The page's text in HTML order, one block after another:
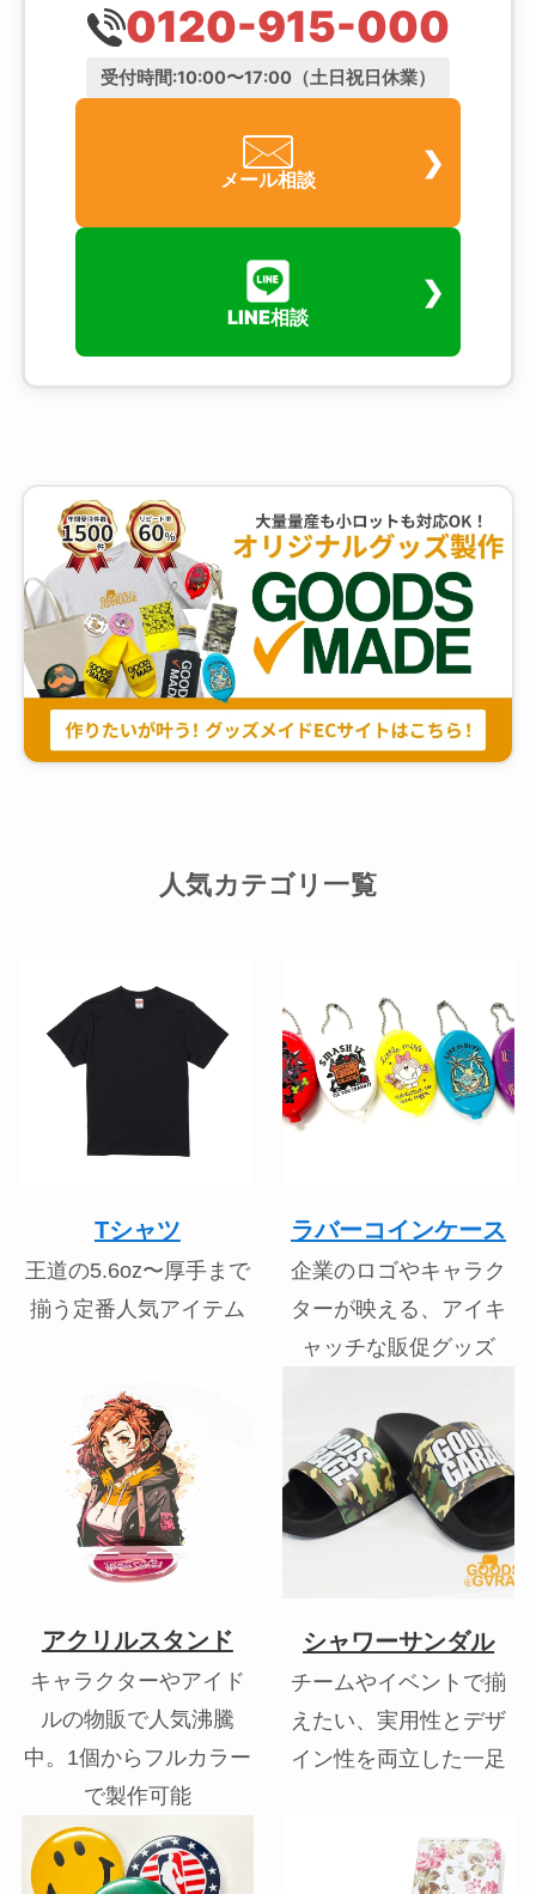
0120-915-000
受付時間:10:00〜17:00（土日祝日休業）
メール相談
LINE相談
人気カテゴリ一覧
Tシャツ
王道の5.6oz〜厚手まで
揃う定番人気アイテム
ラバーコインケース
企業のロゴやキャラク
ターが映える、アイキ
ャッチな販促グッズ
アクリルスタンド
キャラクターやアイド
ルの物販で人気沸騰
中。1個からフルカラー
で製作可能
シャワーサンダル
チームやイベントで揃
えたい、実用性とデザ
イン性を両立した一足